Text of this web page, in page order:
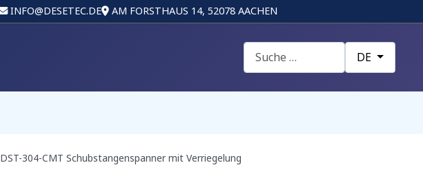
INFO@DESETEC.DE AM FORSTHAUS 14, 52078 AACHEN
Suchen Sprache
DE
DST-304-CMT Schubstangenspanner mit Verriegelung